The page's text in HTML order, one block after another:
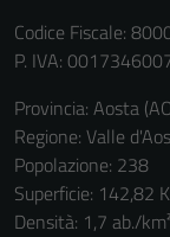
Codice Fiscale:
P. IVA:
Provincia: Aosta
Regione: Valle
Popolazione: 238
Superficie: 142,82
Densità: 1,7 ab./km²